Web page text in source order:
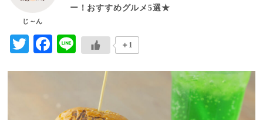
じ～ん
ー！おすすめグルメ5選★
Twitter
Facebook
Line ＋1